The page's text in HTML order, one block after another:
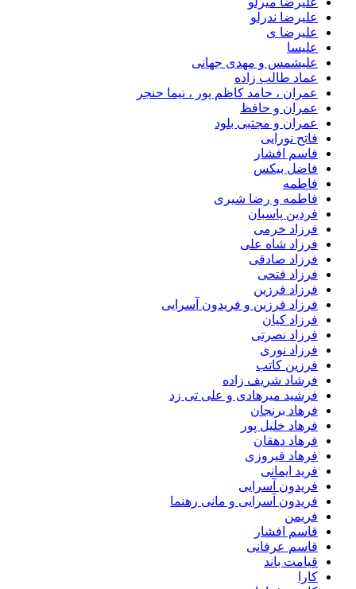
علیرضا ندرلو
علیرضا ی
علیسا
علیشمس و مهدی جهانی
عماد طالب زاده
عمران ، حامد کاظم پور ، نیما حنجر
عمران و حافظ
عمران و مجتبی بلود
فاتح نورایی
فاسم افشار
فاضل بیکس
فاطمه
فاطمه و رضا شیری
فردین پاسبان
فرزاد خرمی
فرزاد شاه علی
فرزاد صادقى
فرزاد فتحی
فرزاد فرزین
فرزاد فرزین و فریدون آسرایی
فرزاد کیان
فرزاد نصرتی
فرزاد نوری
فرزین کاتب
فرشاد شریف زاده
فرشید میرهادی و علی تی زد
فرهاد برنجان
فرهاد خلیل پور
فرهاد دهقان
فرهاد فیروزی
فرید ایمانی
فریدون آسرایی
فریدون آسرایی و مانی رهنما
فریمن
قاسم افشار
قاسم عرفانی
قیامت باند
کارا